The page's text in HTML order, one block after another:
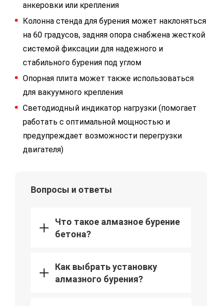
анкеровки или крепления
Колонна стенда для бурения может наклоняться
на 60 градусов, задняя опора снабжена жесткой
системой фиксации для надежного и
стабильного бурения под углом
Опорная плита может также использоваться
для вакуумного крепления
Светодиодный индикатор нагрузки (помогает
работать с оптимальной мощностью и
предупреждает возможности перегрузки
двигателя)
Вопросы и ответы
Что такое алмазное бурение
бетона?
Как выбрать установку
алмазного бурения?